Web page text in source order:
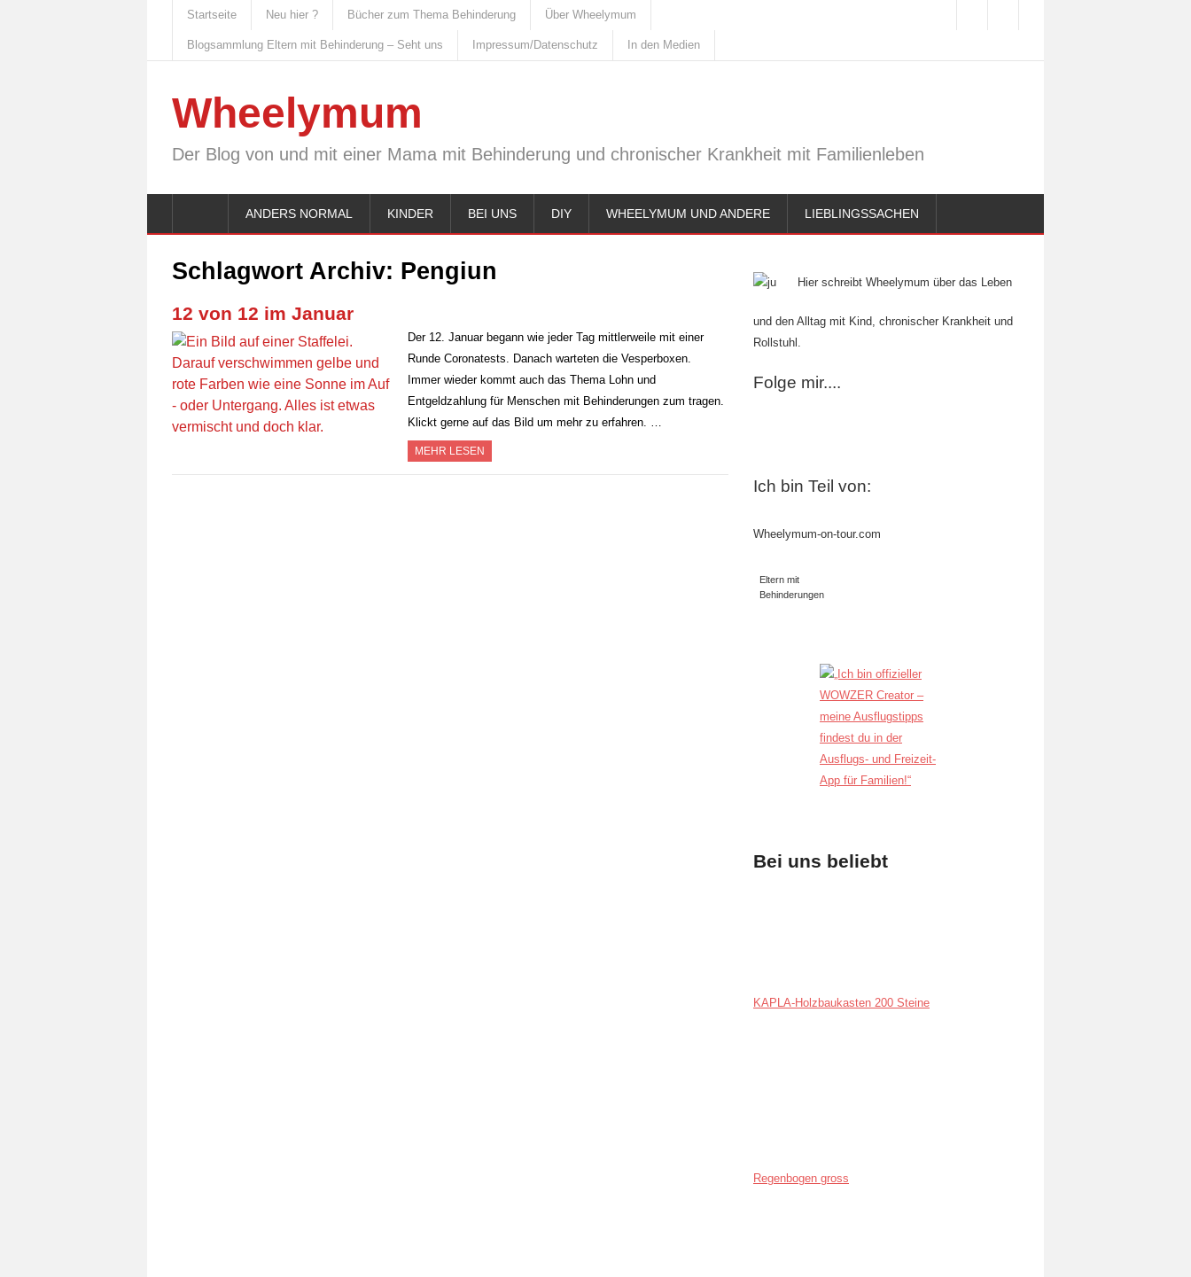
Startseite Neu hier ? Bücher zum Thema Behinderung Über Wheelymum
Blogsammlung Eltern mit Behinderung – Seht uns Impressum/Datenschutz In den Medien
Wheelymum
Der Blog von und mit einer Mama mit Behinderung und chronischer Krankheit mit Familienleben
ANDERS NORMAL KINDER BEI UNS DIY WHEELYMUM UND ANDERE LIEBLINGSSACHEN
Schlagwort Archiv: Pengiun
12 von 12 im Januar
Der 12. Januar begann wie jeder Tag mittlerweile mit einer
Runde Coronatests. Danach warteten die Vesperboxen.
Immer wieder kommt auch das Thema Lohn und
Entgeldzahlung für Menschen mit Behinderungen zum tragen.
Klickt gerne auf das Bild um mehr zu erfahren. …
MEHR LESEN
Hier schreibt Wheelymum über das Leben
und den Alltag mit Kind, chronischer Krankheit und
Rollstuhl.
Folge mir....
Ich bin Teil von:
Wheelymum-on-tour.com
Eltern mit
Behinderungen
Bei uns beliebt
KAPLA-Holzbaukasten 200 Steine
Regenbogen gross